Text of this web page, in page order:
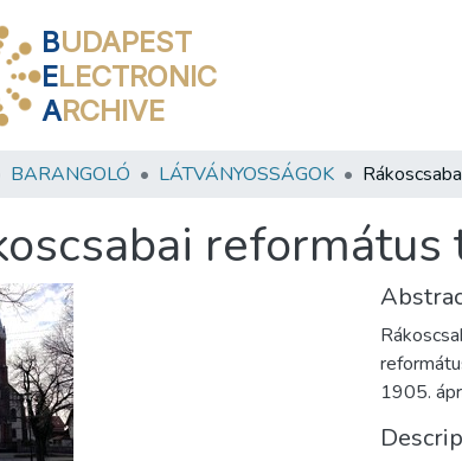
BUDAPEST
ELECTRONIC
ARCHIVE
BARANGOLÓ LÁTVÁNYOSSÁGOK
1905.